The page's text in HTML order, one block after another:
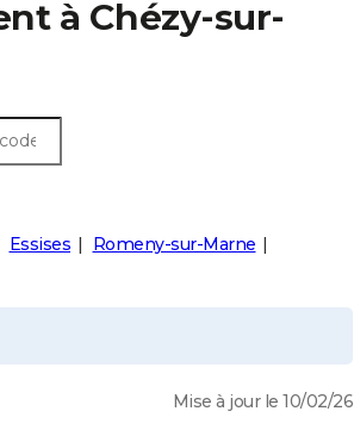
à Chézy-sur-
Essises
Romeny-sur-Marne
Mise à jour le 10/02/26